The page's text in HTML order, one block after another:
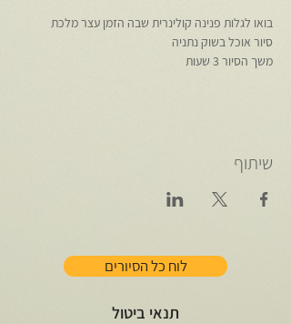
בואו לגלות פנינה קולינרית שבה הזמן עצר מלכת
סיור אוכל בשוק נתניה
משך הסיור 3 שעות
שיתוף
לוח כל הסיורים
תנאי ביטול